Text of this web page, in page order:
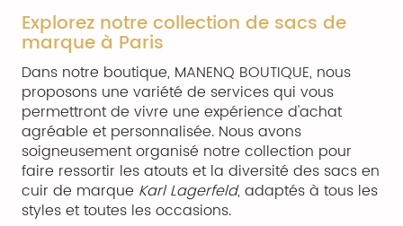
Explorez notre collection de sacs de
marque à Paris
Dans notre boutique, MANENQ BOUTIQUE, nous
proposons une variété de services qui vous
permettront de vivre une expérience d'achat
agréable et personnalisée. Nous avons
soigneusement organisé notre collection pour
faire ressortir les atouts et la diversité des sacs en
cuir de marque Karl Lagerfeld, adaptés à tous les
styles et toutes les occasions.